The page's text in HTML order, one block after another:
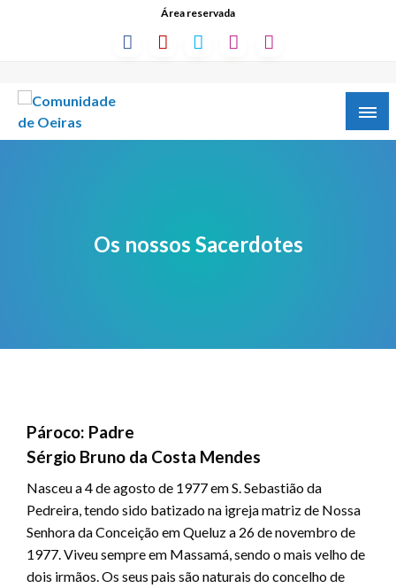
Área reservada
Os nossos Sacerdotes
Pároco: Padre
Sérgio Bruno da Costa Mendes
Nasceu a 4 de agosto de 1977 em S. Sebastião da
Pedreira, tendo sido batizado na igreja matriz de Nossa
Senhora da Conceição em Queluz a 26 de novembro de
1977. Viveu sempre em Massamá, sendo o mais velho de
dois irmãos. Os seus pais são naturais do concelho de